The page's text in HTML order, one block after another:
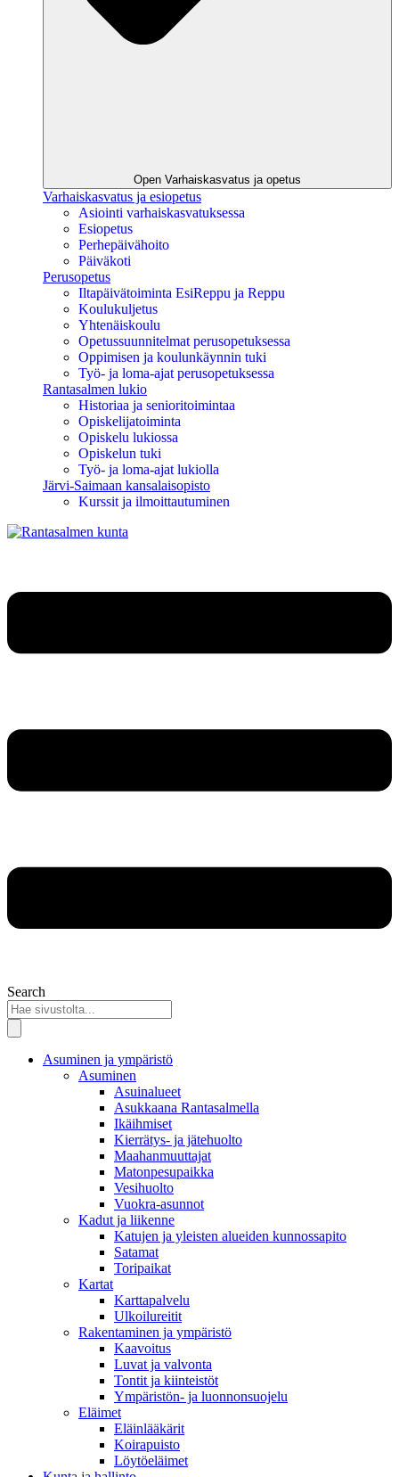
Open Varhaiskasvatus ja opetus
Varhaiskasvatus ja esiopetus
Asiointi varhaiskasvatuksessa
Esiopetus
Perhepäivähoito
Päiväkoti
Perusopetus
Iltapäivätoiminta EsiReppu ja Reppu
Koulukuljetus
Yhtenäiskoulu
Opetussuunnitelmat perusopetuksessa
Oppimisen ja koulunkäynnin tuki
Työ- ja loma-ajat perusopetuksessa
Rantasalmen lukio
Historiaa ja senioritoimintaa
Opiskelijatoiminta
Opiskelu lukiossa
Opiskelun tuki
Työ- ja loma-ajat lukiolla
Järvi-Saimaan kansalaisopisto
Kurssit ja ilmoittautuminen
Search
Asuminen ja ympäristö
Asuminen
Asuinalueet
Asukkaana Rantasalmella
Ikäihmiset
Kierrätys- ja jätehuolto
Maahanmuuttajat
Matonpesupaikka
Vesihuolto
Vuokra-asunnot
Kadut ja liikenne
Katujen ja yleisten alueiden kunnossapito
Satamat
Toripaikat
Kartat
Karttapalvelu
Ulkoilureitit
Rakentaminen ja ympäristö
Kaavoitus
Luvat ja valvonta
Tontit ja kiinteistöt
Ympäristön- ja luonnonsuojelu
Eläimet
Eläinlääkärit
Koirapuisto
Löytöeläimet